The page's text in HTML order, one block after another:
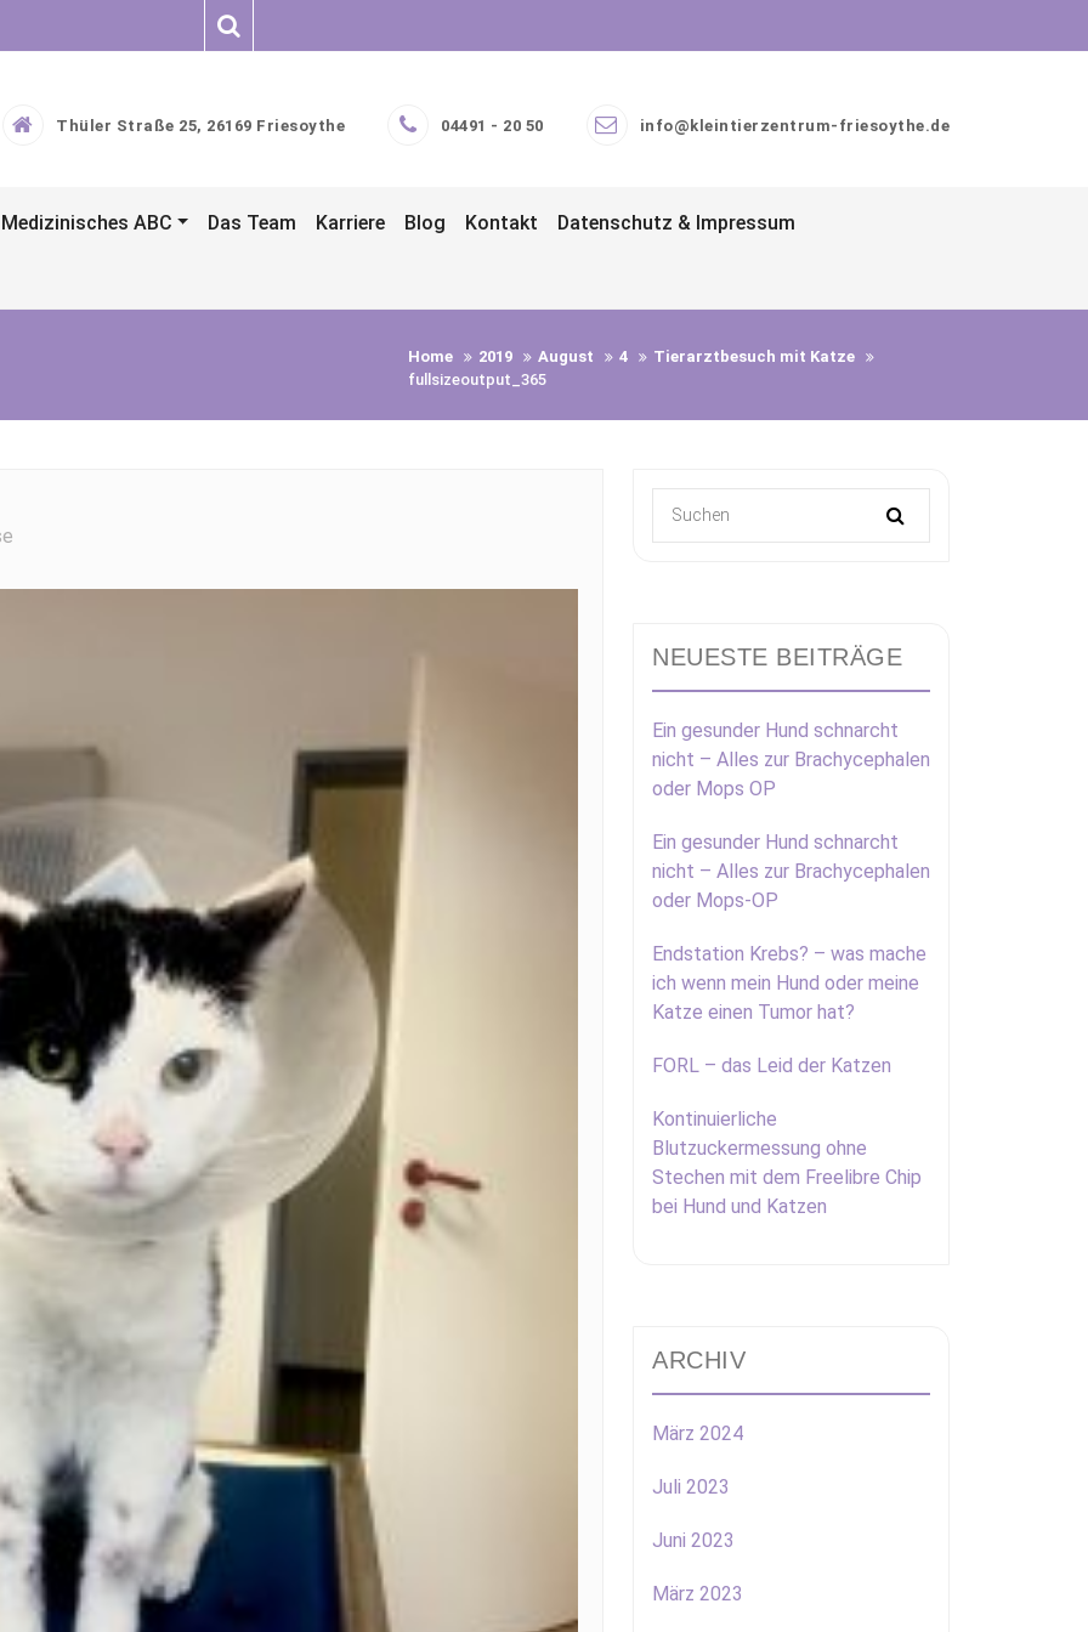
Thüler Straße 25, 26169 Friesoythe 04491 - 20 50 info@kleintierzentrum-friesoythe.de
Medizinisches ABC Das Team Karriere Blog Kontakt Datenschutz & Impressum
Home 2019 August 4
Tierarztbesuch mit Katze
fullsizeoutput_365
NEUESTE BEITRÄGE
Ein gesunder Hund schnarcht
nicht – Alles zur Brachycephalen
oder Mops OP
Ein gesunder Hund schnarcht
nicht – Alles zur Brachycephalen
oder Mops-OP
Endstation Krebs? – was mache
ich wenn mein Hund oder meine
Katze einen Tumor hat?
FORL – das Leid der Katzen
Kontinuierliche
Blutzuckermessung ohne
Stechen mit dem Freelibre Chip
bei Hund und Katzen
ARCHIV
März 2024
Juli 2023
Juni 2023
März 2023